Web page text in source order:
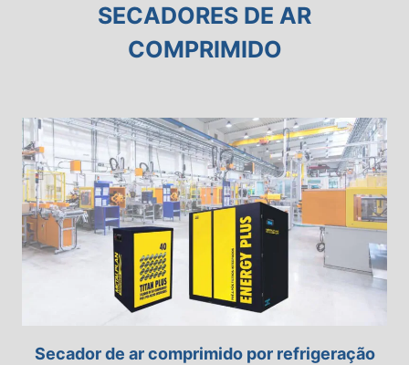
SECADORES DE AR
COMPRIMIDO
Secador de ar comprimido por refrigeração